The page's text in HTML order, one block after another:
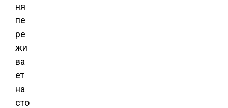
ня
пе
ре
жи
ва
ет
на
сто